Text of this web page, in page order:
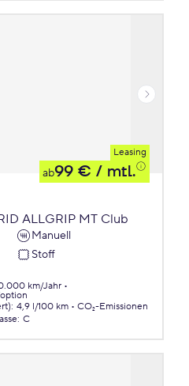
Leasing
ab99 € / mtl.
ALLGRIP MT Club
Manuell
Stoff
km/Jahr
: 4,9 l/100 km
CO₂-Emissionen
: C